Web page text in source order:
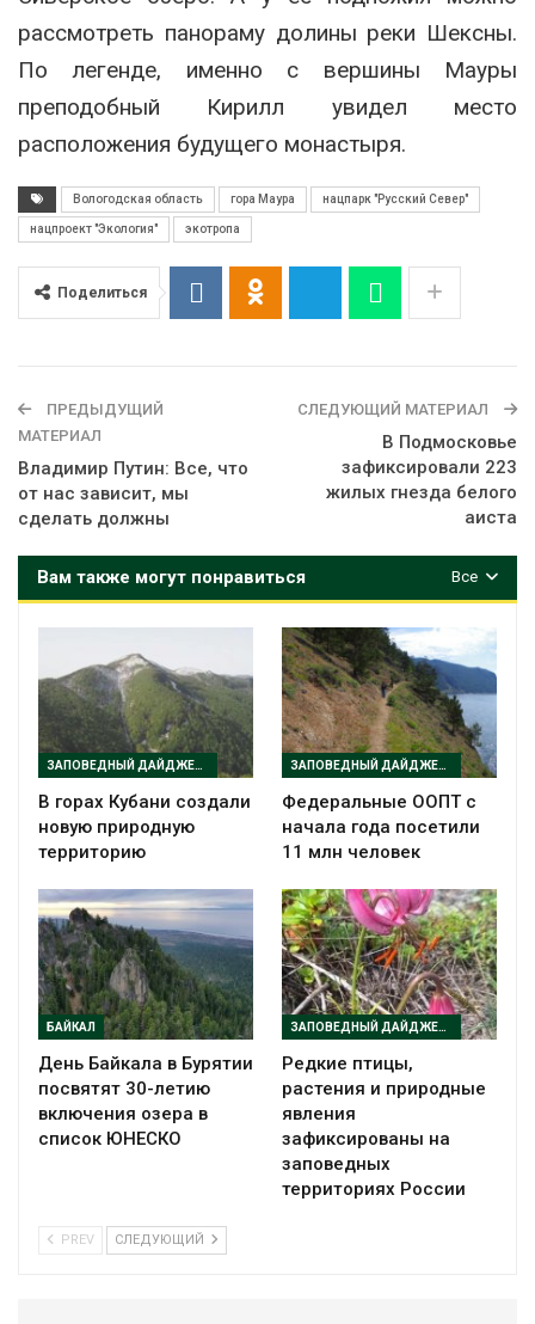
рассмотреть панораму долины реки Шексны.
По легенде, именно с вершины Мауры
преподобный Кирилл увидел место
расположения будущего монастыря.
Вологодская область гора Маура нацпарк "Русский Север"
нацпроект "Экология" экотропа
Поделиться
ПРЕДЫДУЩИЙ
МАТЕРИАЛ
Владимир Путин: Все, что
от нас зависит, мы
сделать должны
СЛЕДУЮЩИЙ МАТЕРИАЛ
В Подмосковье
зафиксировали 223
жилых гнезда белого
аиста
Все
Вам также могут понравиться
ЗАПОВЕДНЫЙ ДАЙДЖЕСТ
В горах Кубани создали
новую природную
территорию
ЗАПОВЕДНЫЙ ДАЙДЖЕСТ
Федеральные ООПТ с
начала года посетили
11 млн человек
БАЙКАЛ
День Байкала в Бурятии
посвятят 30-летию
включения озера в
список ЮНЕСКО
ЗАПОВЕДНЫЙ ДАЙДЖЕСТ
Редкие птицы,
растения и природные
явления
зафиксированы на
заповедных
территориях России
PREV СЛЕДУЮЩИЙ